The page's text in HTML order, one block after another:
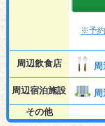
※予
周辺飲食店
周辺宿泊施設
その他